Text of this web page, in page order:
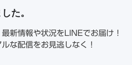
た。
新情報や状況をLINEでお届け！
な配信をお見逃しなく！